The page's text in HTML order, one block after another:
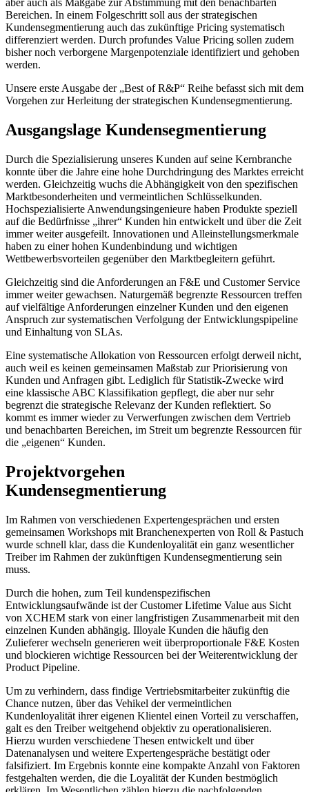
aber auch als Maßgabe zur Abstimmung mit den benachbarten
Bereichen. In einem Folgeschritt soll aus der strategischen
Kundensegmentierung auch das zukünftige Pricing systematisch
differenziert werden. Durch profundes Value Pricing sollen zudem
bisher noch verborgene Margenpotenziale identifiziert und gehoben
werden.
Unsere erste Ausgabe der „Best of R&P“ Reihe befasst sich mit dem
Vorgehen zur Herleitung der strategischen Kundensegmentierung.
Ausgangslage Kundensegmentierung
Durch die Spezialisierung unseres Kunden auf seine Kernbranche
konnte über die Jahre eine hohe Durchdringung des Marktes erreicht
werden. Gleichzeitig wuchs die Abhängigkeit von den spezifischen
Marktbesonderheiten und vermeintlichen Schlüsselkunden.
Hochspezialisierte Anwendungsingenieure haben Produkte speziell
auf die Bedürfnisse „ihrer“ Kunden hin entwickelt und über die Zeit
immer weiter ausgefeilt. Innovationen und Alleinstellungsmerkmale
haben zu einer hohen Kundenbindung und wichtigen
Wettbewerbsvorteilen gegenüber den Marktbegleitern geführt.
Gleichzeitig sind die Anforderungen an F&E und Customer Service
immer weiter gewachsen. Naturgemäß begrenzte Ressourcen treffen
auf vielfältige Anforderungen einzelner Kunden und den eigenen
Anspruch zur systematischen Verfolgung der Entwicklungspipeline
und Einhaltung von SLAs.
Eine systematische Allokation von Ressourcen erfolgt derweil nicht,
auch weil es keinen gemeinsamen Maßstab zur Priorisierung von
Kunden und Anfragen gibt. Lediglich für Statistik-Zwecke wird
eine klassische ABC Klassifikation gepflegt, die aber nur sehr
begrenzt die strategische Relevanz der Kunden reflektiert. So
kommt es immer wieder zu Verwerfungen zwischen dem Vertrieb
und benachbarten Bereichen, im Streit um begrenzte Ressourcen für
die „eigenen“ Kunden.
Projektvorgehen
Kundensegmentierung
Im Rahmen von verschiedenen Expertengesprächen und ersten
gemeinsamen Workshops mit Branchenexperten von Roll & Pastuch
wurde schnell klar, dass die Kundenloyalität ein ganz wesentlicher
Treiber im Rahmen der zukünftigen Kundensegmentierung sein
muss.
Durch die hohen, zum Teil kundenspezifischen
Entwicklungsaufwände ist der Customer Lifetime Value aus Sicht
von XCHEM stark von einer langfristigen Zusammenarbeit mit den
einzelnen Kunden abhängig. Illoyale Kunden die häufig den
Zulieferer wechseln generieren weit überproportionale F&E Kosten
und blockieren wichtige Ressourcen bei der Weiterentwicklung der
Product Pipeline.
Um zu verhindern, dass findige Vertriebsmitarbeiter zukünftig die
Chance nutzen, über das Vehikel der vermeintlichen
Kundenloyalität ihrer eigenen Klientel einen Vorteil zu verschaffen,
galt es den Treiber weitgehend objektiv zu operationalisieren.
Hierzu wurden verschiedene Thesen entwickelt und über
Datenanalysen und weitere Expertengespräche bestätigt oder
falsifiziert. Im Ergebnis konnte eine kompakte Anzahl von Faktoren
festgehalten werden, die die Loyalität der Kunden bestmöglich